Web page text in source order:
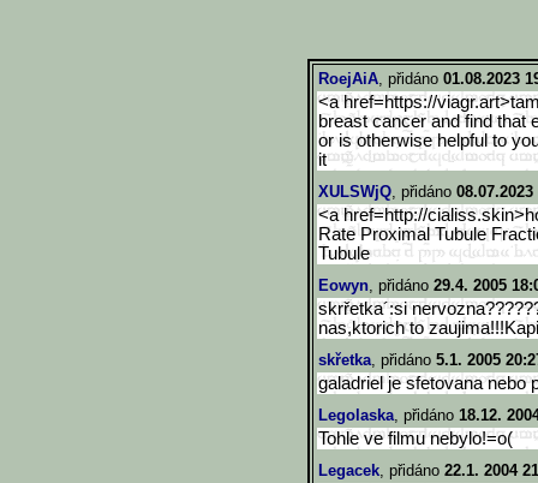
RoejAiA, přidáno 01.08.2023
<a href=https://
breast cancer and find that
or is otherwise helpful to
it
XULSWjQ, přidáno 08.07.2023
<a href=http://
Rate Proximal Tubule
Tubule
Eowyn, přidáno 29.4. 2005
skrřetka´:si
nas,ktorich to
skřetka, přidáno 5.1. 2005
galadriel je sfetovana nebo
Legolaska, přidáno 18.12.
Tohle ve filmu nebylo!=o(
Legacek, přidáno 22.1. 2004